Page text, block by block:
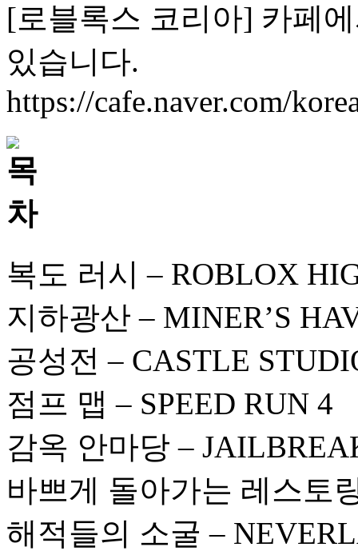
[로블록스 코리아] 카페
있습니다.
https://cafe.naver.com/
복도 러시 – ROBLOX
지하광산 – MINER’S
공성전 – CASTLE
점프 맵 – SPEED RUN 4
감옥 안마당 –
바쁘게 돌아가는 레스토
해적들의 소굴 –